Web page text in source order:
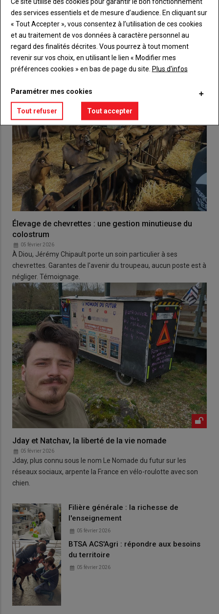
Créez un compte
VOUS AIMEREZ AUSSI
Élevage de chevrettes : une gestion minutieuse du
colostrum
05 février 2026
À Diou, Jérémy Chipault porte un soin particulier à ses
chevrettes. Garantes de l'avenir du troupeau, aucun poste est à
négliger. Témoignage.
Jday et Natchav, la liberté de la vie nomade
05 février 2026
Jday, plus connu sous le nom Le Nomade du futur sur les
réseaux sociaux, arpente la France en vélo-roulotte avec son
chien.
Filière générale : la richesse de
l'enseignement
05 février 2026
BTSA ACS'Agri : répondre aux besoins
du territoire
05 février 2026
des services essentiels et de mesure d’audience. En cliquant sur
« Tout Accepter », vous consentez à l’utilisation de ces cookies
et au traitement de vos données à caractère personnel au
regard des finalités décrites. Vous pourrez à tout moment
revenir sur vos choix, en utilisant le lien « Modifier mes
préférences cookies » en bas de page du site. Plus d'infos
Paramétrer mes cookies
Tout refuser Tout accepter